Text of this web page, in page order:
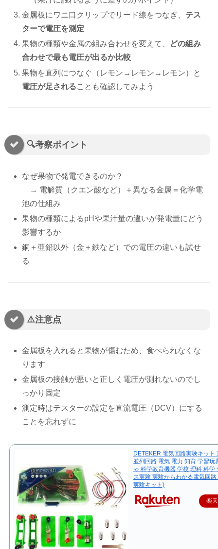
金属板にワニ口クリップでリード線をつなぎ、 テス
ターで電圧を測定
果物の種類や金属の組み合わせを変えて、
どの組み
合わせで最も電圧が出るか比較
果物を直列につなぐ（レモン→レモン→レモン）と
電圧が足されることも確認してみよう
🔍考察ポイント
なぜ果物で発電できるのか？
→ 電解質（クエン酸など）＋異なる金属＝化学電
池の仕組み
果物の種類によるpHや果汁量の違いが発電量にどう
影響するか
銅＋亜鉛以外（金＋鉄など）での電圧の違いも試せ
る
⚠️注意点
金属板を入れると果物が傷むため、食べられなくな
ります
金属板の接触が悪いと正しく電圧が測れないのでし
っかり固定
測定時はテスターの設定を直流電圧（DCV）にする
ことを忘れずに
DETEKER 電気回路実験キット
並列回路 電気 電力 知育 学習玩
ゃ 科学教育機器 学校 理科 科学
ス実験 実験からわかる電気回
実験キット)
楽